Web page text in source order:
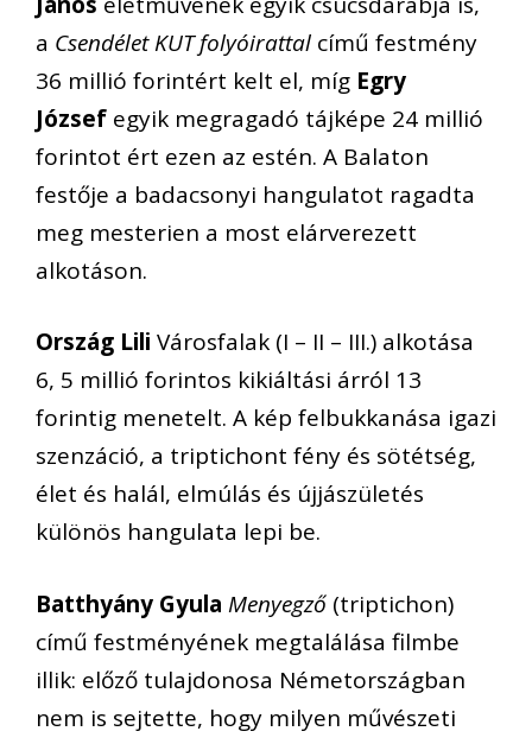
a Csendélet KUT folyóirattal című festmény
36 millió forintért kelt el, míg Egry
József egyik megragadó tájképe 24 millió
forintot ért ezen az estén. A Balaton
festője a badacsonyi hangulatot ragadta
meg mesterien a most elárverezett
alkotáson.
Ország Lili Városfalak (I – II – III.) alkotása
6, 5 millió forintos kikiáltási árról 13
forintig menetelt. A kép felbukkanása igazi
szenzáció, a triptichont fény és sötétség,
élet és halál, elmúlás és újjászületés
különös hangulata lepi be.
Batthyány Gyula Menyegző (triptichon)
című festményének megtalálása filmbe
illik: előző tulajdonosa Németországban
nem is sejtette, hogy milyen művészeti